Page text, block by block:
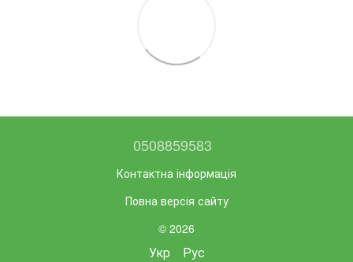
0508859583
Контактна інформація
Повна версія сайту
© 2026
Укр Рус